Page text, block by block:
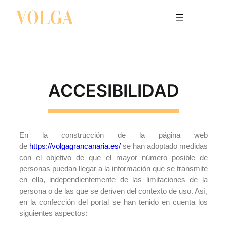
ACCESIBILIDAD
En la construcción de la página web
de https://volgagrancanaria.es/ se han adoptado medidas
con el objetivo de que el mayor número posible de
personas puedan llegar a la información que se transmite
en ella, independientemente de las limitaciones de la
persona o de las que se deriven del contexto de uso. Así,
en la confección del portal se han tenido en cuenta los
siguientes aspectos: